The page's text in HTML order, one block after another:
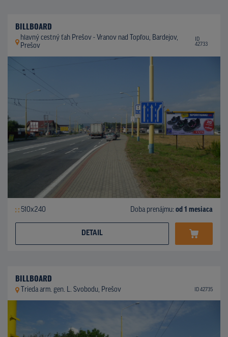
BILLBOARD
hlavný cestný ťah Prešov - Vranov nad Topľou, Bardejov,
Prešov
ID
42733
510x240 Doba prenájmu: od 1 mesiaca
DETAIL
BILLBOARD
Trieda arm. gen. L. Svobodu, Prešov ID 42735